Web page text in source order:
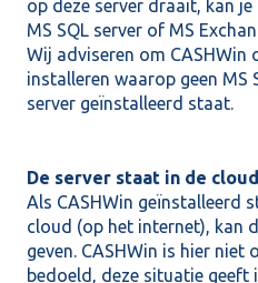
op deze server draait, kan
MS SQL server of MS
Wij adviseren om CASHWin
installeren waarop geen MS
server geïnstalleerd staat.
De server staat in de
Als CASHWin geïnstalleerd
cloud (op het internet), kan
geven. CASHWin is hier
bedoeld, deze situatie geeft